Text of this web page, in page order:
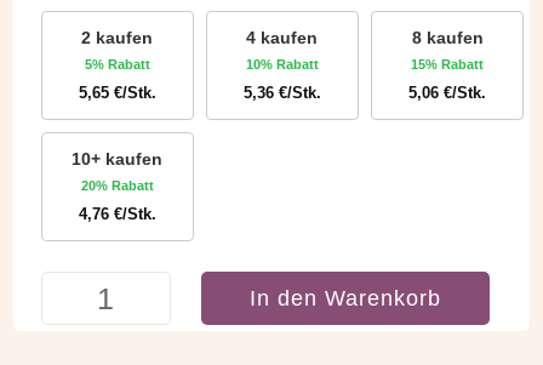
2 kaufen
5% Rabatt
5,65 €/Stk.
4 kaufen
10% Rabatt
5,36 €/Stk.
8 kaufen
15% Rabatt
5,06€/Stk.
10+ kaufen
20% Rabatt
4,76 €/Stk.
Geburtstagskerze
In den Warenkorb